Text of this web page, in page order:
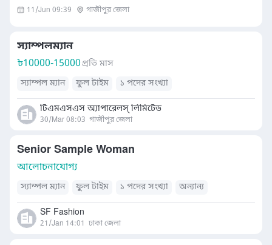
11/Jun 09:39 গাজীপুর জেলা
স্যাম্পলম্যান
৳10000-15000প্রতি মাস
স্যাম্পল ম্যান
ফুল টাইম ১ পদের সংখ্যা
টিএমএসএস অ্যাপারেলস্ লিমিটেড
30/Mar 08:03 গাজীপুর জেলা
Senior Sample Woman
আলোচনাযোগ্য
স্যাম্পল ম্যান ফুল টাইম ১ পদের সংখ্যা অন্যান্য
SF Fashion
21/Jan 14:01 ঢাকা জেলা